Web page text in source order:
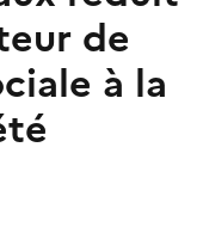
de
à la